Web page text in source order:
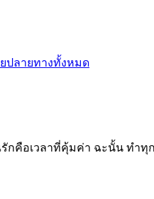
ปลายทางทั้งหมด
กคือเวลาที่คุ้มค่า ฉะนั้น ทำทุ